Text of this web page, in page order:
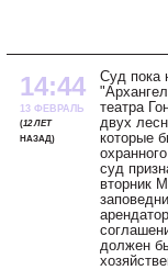
14:44
13 ФЕВРАЛЬ
12 ЛЕТ
НАЗАД
Суд пока
театра
двух
которые
суд
вторник
должен